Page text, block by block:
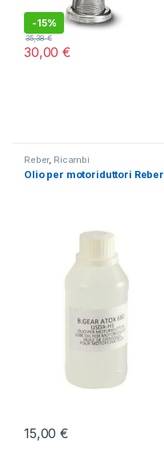
-15%
30,00€
35,38€
Reber, Ricambi
Olio per motoriduttori Reber
15,00€